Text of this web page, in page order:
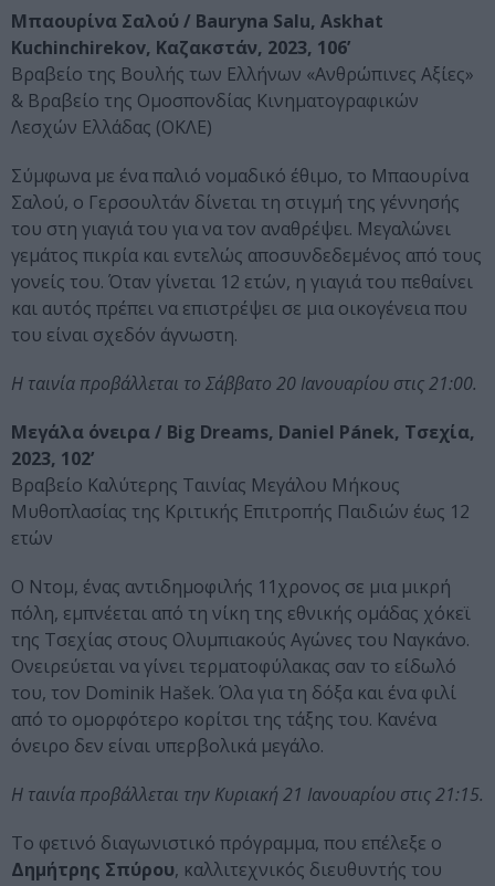
Μπαουρίνα Σαλού / Bauryna Salu, Askhat
Kuchinchirekov, Καζακστάν, 2023, 106’
Βραβείο της Βουλής των Ελλήνων «Ανθρώπινες Αξίες»
& Βραβείο της Ομοσπονδίας Κινηματογραφικών
Λεσχών Ελλάδας (ΟΚΛΕ)
Σύμφωνα με ένα παλιό νομαδικό έθιμο, το Μπαουρίνα
Σαλού, ο Γερσουλτάν δίνεται τη στιγμή της γέννησής
του στη γιαγιά του για να τον αναθρέψει. Μεγαλώνει
γεμάτος πικρία και εντελώς αποσυνδεδεμένος από τους
γονείς του. Όταν γίνεται 12 ετών, η γιαγιά του πεθαίνει
και αυτός πρέπει να επιστρέψει σε μια οικογένεια που
του είναι σχεδόν άγνωστη.
Η ταινία προβάλλεται το Σάββατο 20 Ιανουαρίου στις 21:00.
Μεγάλα όνειρα / Big Dreams, Daniel Pánek, Τσεχία,
2023, 102’
Βραβείο Καλύτερης Ταινίας Μεγάλου Μήκους
Μυθοπλασίας της Κριτικής Επιτροπής Παιδιών έως 12
ετών
Ο Ντομ, ένας αντιδημοφιλής 11χρονος σε μια μικρή
πόλη, εμπνέεται από τη νίκη της εθνικής ομάδας χόκεϊ
της Τσεχίας στους Ολυμπιακούς Αγώνες του Ναγκάνο.
Ονειρεύεται να γίνει τερματοφύλακας σαν το είδωλό
του, τον Dominik Hašek. Όλα για τη δόξα και ένα φιλί
από το ομορφότερο κορίτσι της τάξης του. Κανένα
όνειρο δεν είναι υπερβολικά μεγάλο.
Η ταινία προβάλλεται την Κυριακή 21 Ιανουαρίου στις 21:15.
Το φετινό διαγωνιστικό πρόγραμμα, που επέλεξε ο
Δημήτρης Σπύρου, καλλιτεχνικός διευθυντής του